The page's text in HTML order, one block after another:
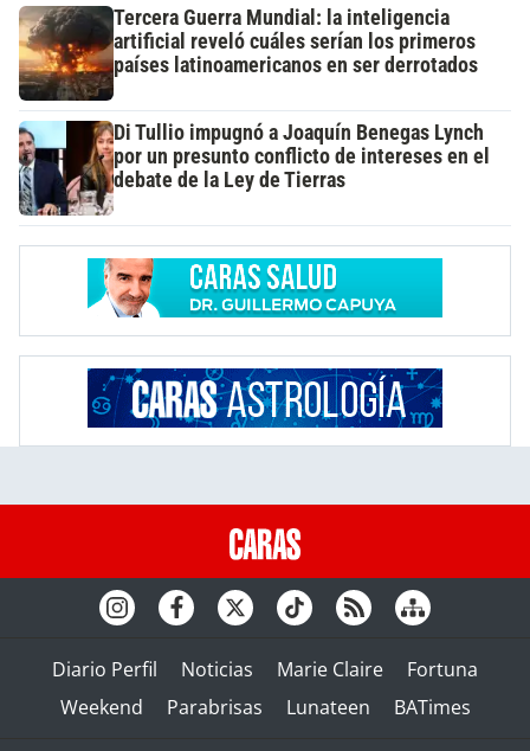
Tercera Guerra Mundial: la inteligencia
artificial reveló cuáles serían los primeros
países latinoamericanos en ser derrotados
Di Tullio impugnó a Joaquín Benegas Lynch
por un presunto conflicto de intereses en el
debate de la Ley de Tierras
Diario Perfil Noticias Marie Claire
Fortuna
Weekend
Parabrisas Lunateen BATimes